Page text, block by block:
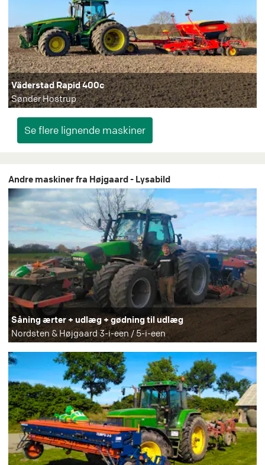
Väderstad Rapid 400c
Sønder Hostrup
Andre maskiner fra Højgaard - Lysabild
Såning ærter + udlæg + gødning til udlæg
Nordsten & Højgaard 3-i-een / 5-i-een